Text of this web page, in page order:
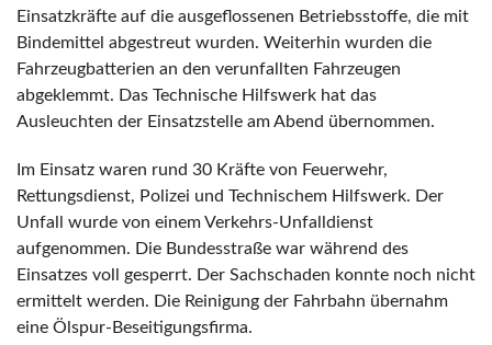
Einsatzkräfte auf die ausgeflossenen Betriebsstoffe, die mit
Bindemittel abgestreut wurden. Weiterhin wurden die
Fahrzeugbatterien an den verunfallten Fahrzeugen
abgeklemmt. Das Technische Hilfswerk hat das
Ausleuchten der Einsatzstelle am Abend übernommen.
Im Einsatz waren rund 30 Kräfte von Feuerwehr,
Rettungsdienst, Polizei und Technischem Hilfswerk. Der
Unfall wurde von einem Verkehrs-Unfalldienst
aufgenommen. Die Bundesstraße war während des
Einsatzes voll gesperrt. Der Sachschaden konnte noch nicht
ermittelt werden. Die Reinigung der Fahrbahn übernahm
eine Ölspur-Beseitigungsfirma.